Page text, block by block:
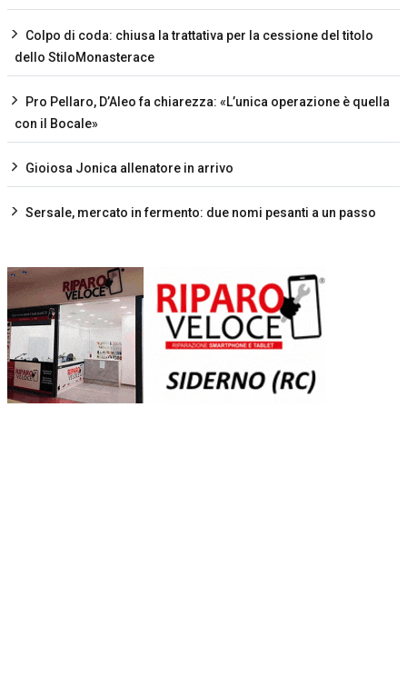
Colpo di coda: chiusa la trattativa per la cessione del titolo
dello StiloMonasterace
Pro Pellaro, D’Aleo fa chiarezza: «L’unica operazione è quella
con il Bocale»
Gioiosa Jonica allenatore in arrivo
Sersale, mercato in fermento: due nomi pesanti a un passo